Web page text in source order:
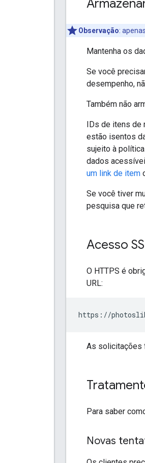
Observação:
Mantenha os
Se você
desempenho,
Também não
IDs de itens de
estão isentos
sujeito à
dados
um link de item
Se você tiver
pesquisa que
Acesso
O HTTPS é
URL:
https://
As solicitações
Para saber
Novas